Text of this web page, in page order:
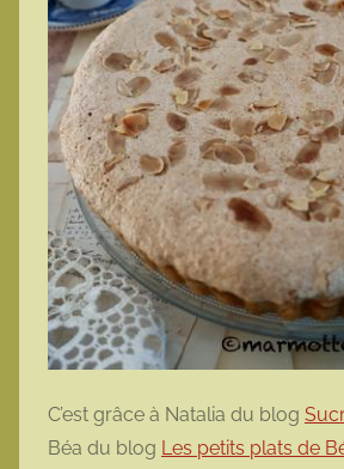
C’est grâce à Natalia du blog
Béa du blog Les petits plats de